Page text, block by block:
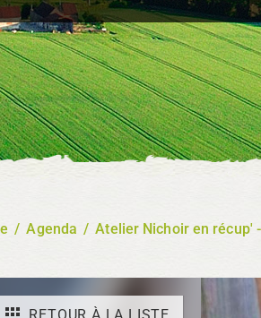
/ Agenda / Atelier Nichoir en récup'
RETOUR À LA LISTE